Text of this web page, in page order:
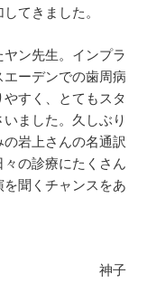
てきました。
ン先生。インプラ
ーデンでの歯周病
すく、とてもスタ
ました。久しぶり
岩上さんの名通訳
の診療にたくさん
聞くチャンスをあ